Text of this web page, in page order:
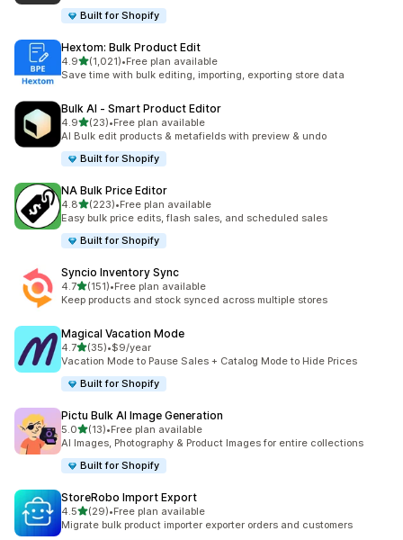
Built for Shopify
Hextom: Bulk Product Edit
4.95つ星中
(1,021)
合計レビュー数：1021件
•Free plan available
Save time with bulk editing, importing, exporting store data
Bulk AI ‑ Smart Product Editor
4.95つ星中
(23)
合計レビュー数：23件
•Free plan available
AI Bulk edit products & metafields with preview & undo
Built for Shopify
NA Bulk Price Editor
4.85つ星中
(223)
合計レビュー数：223件
•Free plan available
Easy bulk price edits, flash sales, and scheduled sales
Built for Shopify
Syncio Inventory Sync
4.75つ星中
(151)
合計レビュー数：151件
•Free plan available
Keep products and stock synced across multiple stores
Magical Vacation Mode
4.75つ星中
(35)
合計レビュー数：35件
•$9/year
Vacation Mode to Pause Sales + Catalog Mode to Hide Prices
Built for Shopify
Pictu Bulk AI Image Generation
5.05つ星中
(13)
合計レビュー数：13件
•Free plan available
AI Images, Photography & Product Images for entire collections
Built for Shopify
StoreRobo Import Export
4.55つ星中
(29)
合計レビュー数：29件
•Free plan available
Migrate bulk product importer exporter orders and customers